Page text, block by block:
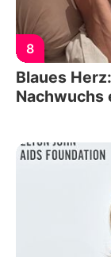
8
Blaues
Nachwuchs